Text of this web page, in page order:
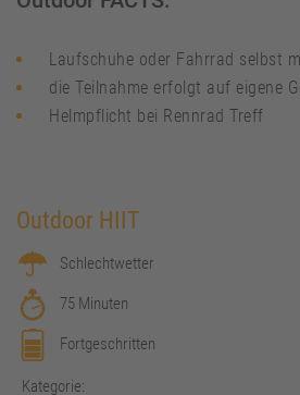
Laufschuhe oder Fahrrad selbst
die Teilnahme erfolgt auf eigene
Helmpflicht bei Rennrad Treff
Outdoor HIIT
Schlechtwetter
75 Minuten
Fortgeschritten
Kategorie: